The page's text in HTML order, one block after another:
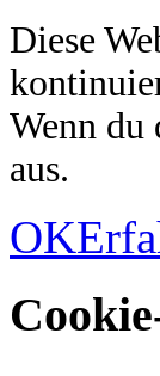
Diese
Wenn du
aus.
OK